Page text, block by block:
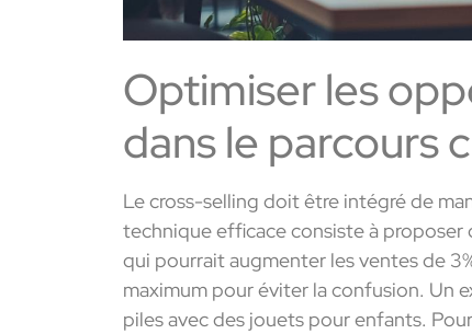
Optimiser les
dans le parcours
Le cross-selling doit être intégré de
technique efficace consiste à proposer
qui pourrait augmenter les ventes de
maximum pour éviter la confusion. Un
piles avec des jouets pour enfants.